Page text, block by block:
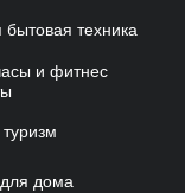
бытовая техника
и фитнес
дома